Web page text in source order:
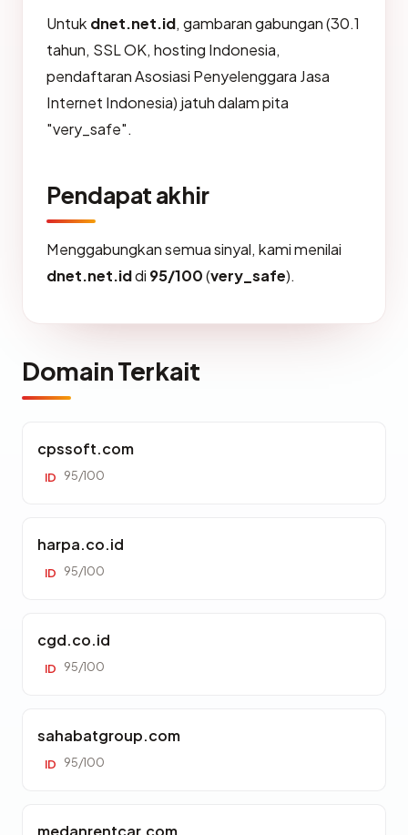
Untuk dnet.net.id, gambaran gabungan (30.1
tahun, SSL OK, hosting Indonesia,
pendaftaran Asosiasi Penyelenggara Jasa
Internet Indonesia) jatuh dalam pita
"very_safe".
Pendapat akhir
Menggabungkan semua sinyal, kami menilai
dnet.net.iddi 95/100(very_safe).
Domain Terkait
cpssoft.com
ID 95/100
harpa.co.id
ID 95/100
cgd.co.id
ID 95/100
sahabatgroup.com
ID 95/100
medanrentcar.com